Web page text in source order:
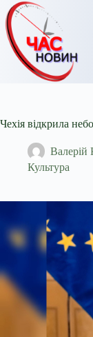
Перейти
до
вмісту
Чехія відкрила
Валерій
Культура